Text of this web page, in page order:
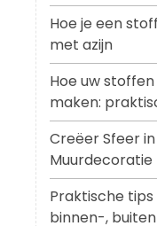
Hoe je een
met azijn
Hoe uw
maken:
Creëer Sfeer
Muurdecoratie
Praktische
binnen-,